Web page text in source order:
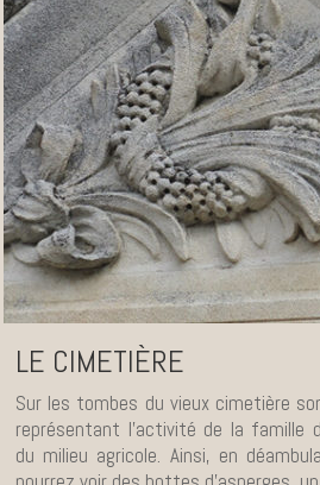
LE CIMETIÈRE
Sur les tombes du vieux cimetière
représentant l’activité de la famille
du milieu agricole. Ainsi, en